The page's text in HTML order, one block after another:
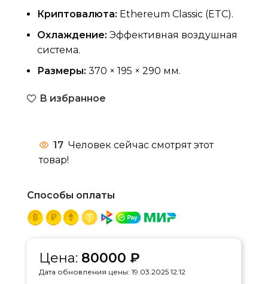
Криптовалюта: Ethereum Classic (ETC).
Охлаждение: Эффективная воздушная
система.
Размеры: 370 × 195 × 290 мм.
В избранное
17 Человек сейчас смотрят этот
товар!
Способы оплаты
Цена: 80000 ₽
Дата обновления цены: 19.03.2025 12:12